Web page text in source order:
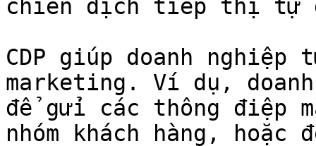
chiến dịch tiếp thị tự
CDP giúp doanh nghiệp
marketing. Ví dụ,
để gửi các thông điệp
nhóm khách hàng, hoặc